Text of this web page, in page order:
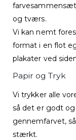
og tværs.
Vi kan nemt
format i en flot
plakater ved
Papir og Tryk
Vi trykker alle
så det er godt
gennemfarvet,
stærkt.